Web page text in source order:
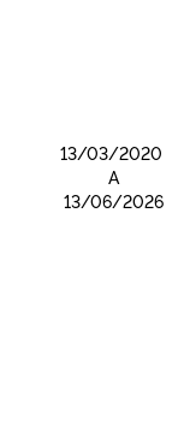
13/03/2020
A
13/06/2026